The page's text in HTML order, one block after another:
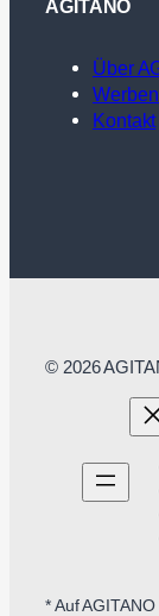
AGITANO
Über
Kontakt
© 2026
* Auf